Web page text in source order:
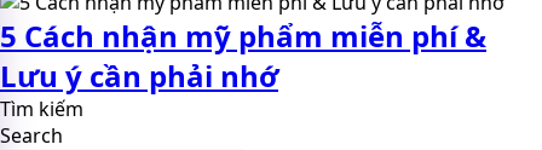
5 Cách nhận mỹ phẩm miễn phí &
Lưu ý cần phải nhớ
Tìm kiếm
Search